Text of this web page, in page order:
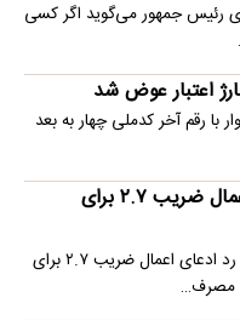
رئیس جمهور می‌گوید اگر کسی
اعتبار عوض شد
با رقم آخر کدملی چهار به بعد
اولین واکنش رسمی به ماجرای اعمال ضریب ۲.۷ برای
سازمان تنظیم مقررات و ارتباطات رادیویی با رد ادعای اعمال ضریب ۲.۷ برای
مصرف…